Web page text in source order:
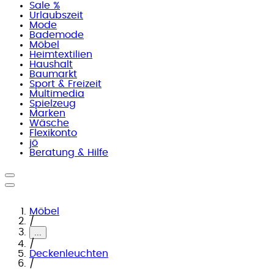
Sale %
Urlaubszeit
Mode
Bademode
Möbel
Heimtextilien
Haushalt
Baumarkt
Sport & Freizeit
Multimedia
Spielzeug
Marken
Wäsche
Flexikonto
jö
Beratung & Hilfe
Möbel
/
...
/
Deckenleuchten
/